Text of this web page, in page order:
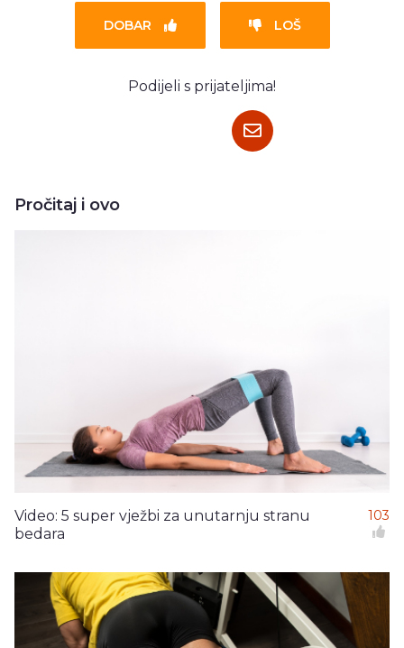
DOBAR LOŠ
Podijeli s prijateljima!
Pročitaj i ovo
Video: 5 super vježbi za unutarnju stranu
bedara
103